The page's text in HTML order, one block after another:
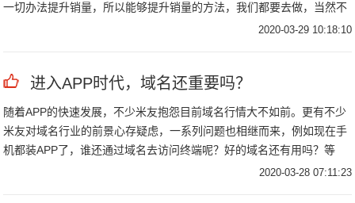
一切办法提升销量，所以能够提升销量的方法，我们都要去做，当然不
可盲目去做，最简单的方法，就是跟着你竞品的推广方式去做，所以我
2020-03-29 10:18:10
进入APP时代，域名还重要吗？
随着APP的快速发展，不少米友抱怨目前域名行情大不如前。更有不少
米友对域名行业的前景心存疑虑，一系列问题也相继而来，例如现在手
机都装APP了，谁还通过域名去访问终端呢？好的域名还有用吗？等
等……那么，在域名价值被逐渐模糊化的今天，域名还有价值吗？
2020-03-28 07:11:23